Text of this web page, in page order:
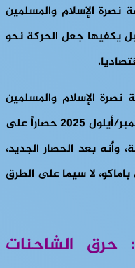
نصرة الإسلام والمسلمين
بل يكفيها جعل الحركة نحو
الإسلام والمسلمين
السابق. فقد فرضت الجماعة في سبتمبر/أيلول 2025 حصاراً على
وأنه بعد الحصار الجديد،
لا سيما على الطرق
حرق الشاحنات